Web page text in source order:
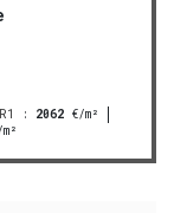
: 2062 €/m²